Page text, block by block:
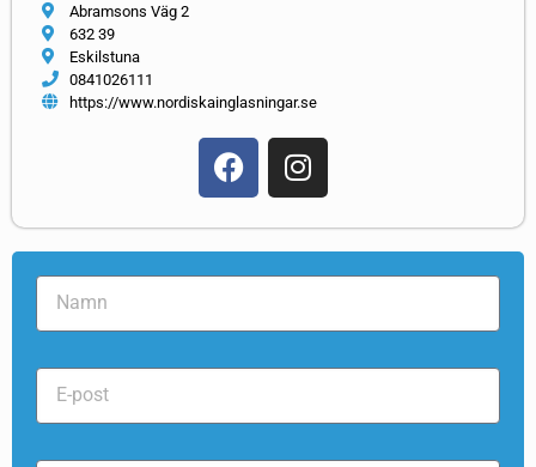
Abramsons Väg 2
632 39
Eskilstuna
0841026111
https://www.nordiskainglasningar.se